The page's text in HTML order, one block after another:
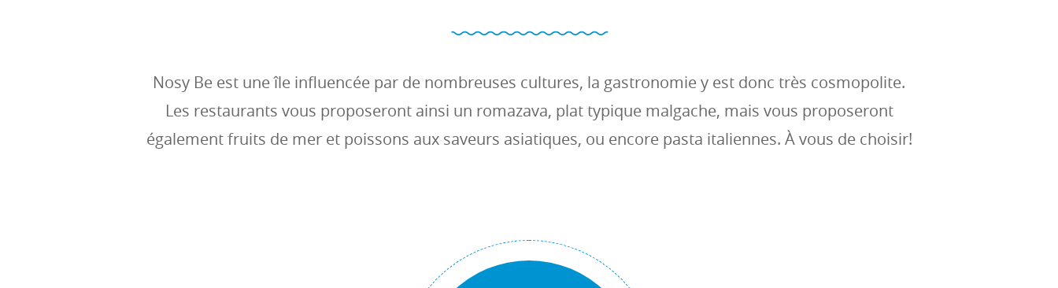
Nosy Be est une île influencée par de nombreuses cultures, la gastronomie y est donc très cosmopolite.
Les restaurants vous proposeront ainsi un romazava, plat typique malgache, mais vous proposeront
également fruits de mer et poissons aux saveurs asiatiques, ou encore pasta italiennes. À vous de choisir!